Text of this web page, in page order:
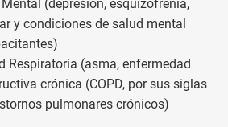
(depresión, esquizofrenia,
y condiciones de salud mental
Respiratoria (asma, enfermedad
crónica (COPD, por sus siglas
pulmonares crónicos)